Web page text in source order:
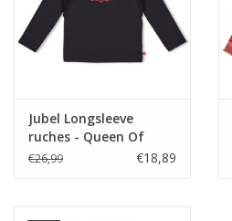
Jubel Longsleeve
ruches - Queen Of
Hearts Antraciet
€26,99 €18,89